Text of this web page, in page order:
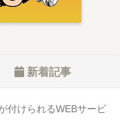
新着記事
付けられるWEBサービ